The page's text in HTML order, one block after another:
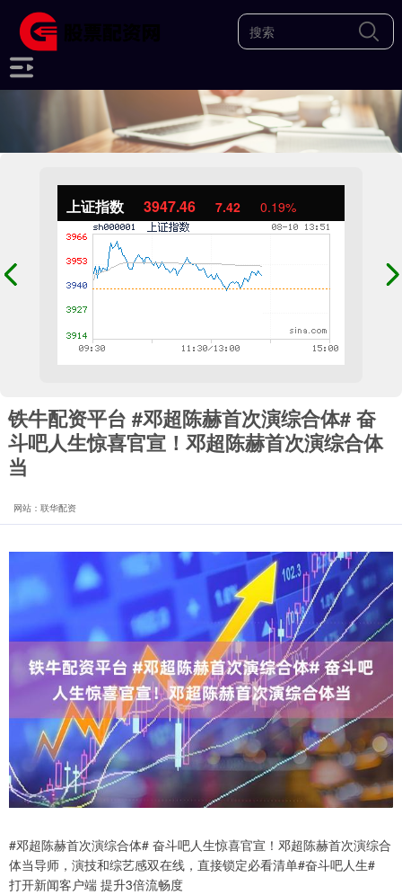
上证指数 3947.46 7.42 0.19%
铁牛配资平台 #邓超陈赫首次演综合体# 奋
斗吧人生惊喜官宣！邓超陈赫首次演综合体
当
网站：联华配资
#邓超陈赫首次演综合体# 奋斗吧人生惊喜官宣！邓超陈赫首次演综合
体当导师，演技和综艺感双在线，直接锁定必看清单#奋斗吧人生#
打开新闻客户端 提升3倍流畅度